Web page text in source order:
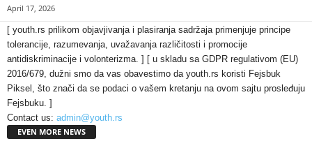
April 17, 2026
[ youth.rs prilikom objavjivanja i plasiranja sadržaja primenjuje principe
tolerancije, razumevanja, uvažavanja različitosti i promocije
antidiskriminacije i volonterizma. ] [ u skladu sa GDPR regulativom (EU)
2016/679, dužni smo da vas obavestimo da youth.rs koristi Fejsbuk
Piksel, što znači da se podaci o vašem kretanju na ovom sajtu prosleđuju
Fejsbuku. ]
Contact us: admin@youth.rs
EVEN MORE NEWS